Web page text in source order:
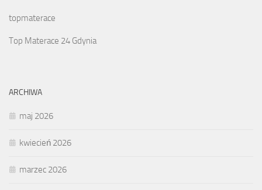
topmaterace
Top Materace 24 Gdynia
ARCHIWA
maj 2026
kwiecień 2026
marzec 2026